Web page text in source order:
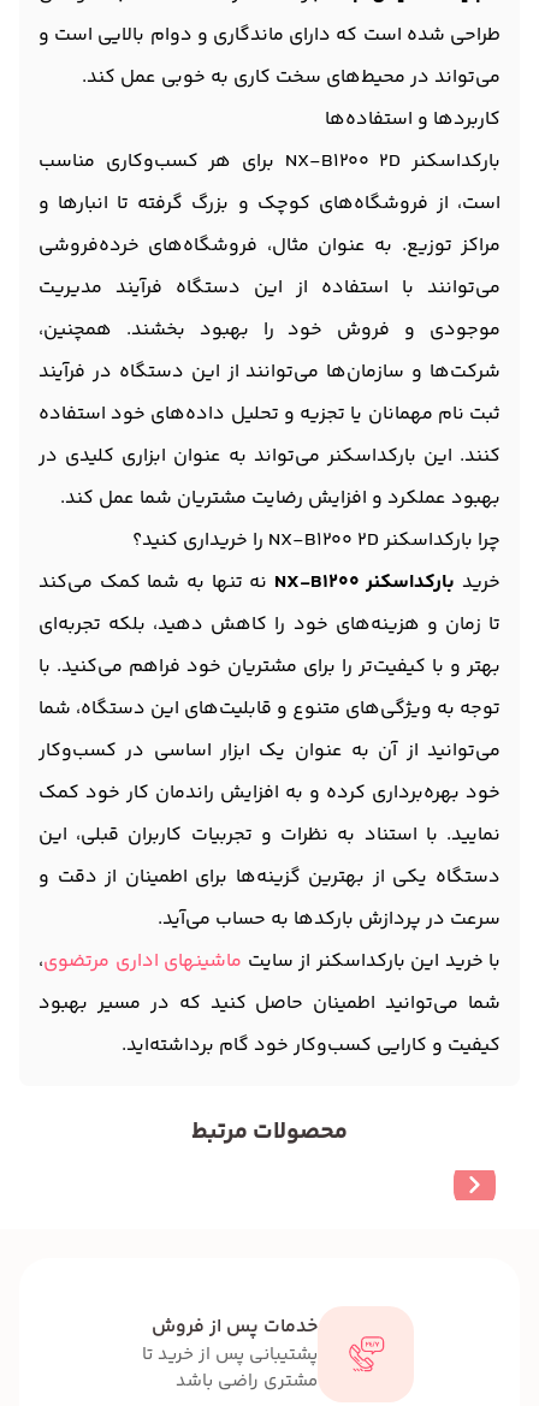
طراحی شده است که دارای ماندگاری و دوام بالایی است و
می‌تواند در محیط‌های سخت کاری به خوبی عمل کند.
کاربردها و استفاده‌ها
بارکداسکنر NX-B1200 2D برای هر کسب‌وکاری مناسب
است، از فروشگاه‌های کوچک و بزرگ گرفته تا انبارها و
مراکز توزیع. به عنوان مثال، فروشگاه‌های خرده‌فروشی
می‌توانند با استفاده از این دستگاه فرآیند مدیریت
موجودی و فروش خود را بهبود بخشند. همچنین،
شرکت‌ها و سازمان‌ها می‌توانند از این دستگاه در فرآیند
ثبت نام مهمانان یا تجزیه و تحلیل داده‌های خود استفاده
کنند. این بارکداسکنر می‌تواند به عنوان ابزاری کلیدی در
بهبود عملکرد و افزایش رضایت مشتریان شما عمل کند.
چرا بارکداسکنر NX-B1200 2D را خریداری کنید؟
خرید بارکداسکنر NX-B1200
نه تنها به شما کمک می‌کند
تا زمان و هزینه‌های خود را کاهش دهید، بلکه تجربه‌ای
بهتر و با کیفیت‌تر را برای مشتریان خود فراهم می‌کنید. با
توجه به ویژگی‌های متنوع و قابلیت‌های این دستگاه، شما
می‌توانید از آن به عنوان یک ابزار اساسی در کسب‌وکار
خود بهره‌برداری کرده و به افزایش راندمان کار خود کمک
نمایید. با استناد به نظرات و تجربیات کاربران قبلی، این
دستگاه یکی از بهترین گزینه‌ها برای اطمینان از دقت و
سرعت در پردازش بارکدها به حساب می‌آید.
با خرید این بارکداسکنر از سایت ماشینهای اداری مرتضوی،
شما می‌توانید اطمینان حاصل کنید که در مسیر بهبود
کیفیت و کارایی کسب‌وکار خود گام برداشته‌اید.
محصولات مرتبط
خدمات پس از فروش
پشتیبانی پس از خرید تا
مشتری راضی باشد